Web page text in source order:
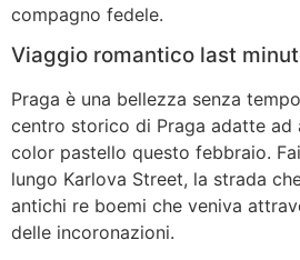
compagno fedele.
Viaggio romantico last
Praga è una bellezza senza
centro storico di Praga adatte ad
color pastello questo febbraio.
lungo Karlova Street, la strada
antichi re boemi che veniva
delle incoronazioni.